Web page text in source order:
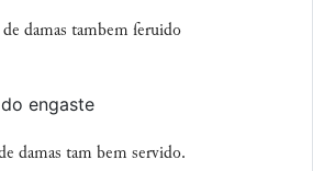
damas tambem ſeruido
engaste
damas tam bem servido.